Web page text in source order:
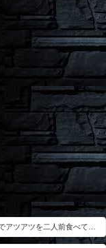
アツアツを二人前食べてき